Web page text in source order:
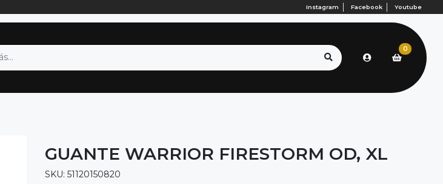
Instagram Facebook Youtube
0
GUANTE WARRIOR FIRESTORM OD, XL
SKU: 51120150820